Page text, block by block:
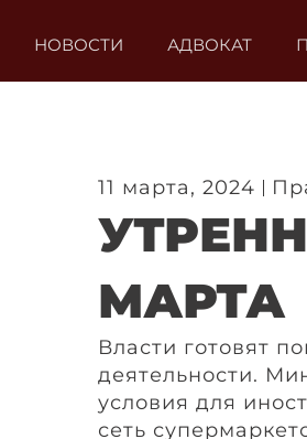
НОВОСТИ АДВОКАТ
11 марта, 2024
МАРТА
Власти готовят
деятельности.
условия для
сеть